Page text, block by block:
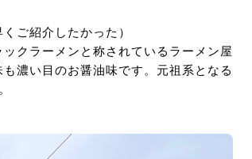
ご紹介したかった）
クラーメンと称されているラーメン屋
濃い目のお醤油味です。元祖系となる